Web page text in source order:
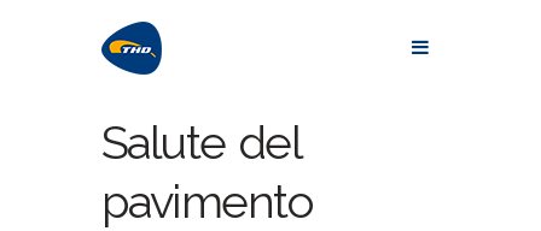
Salute del
pavimento